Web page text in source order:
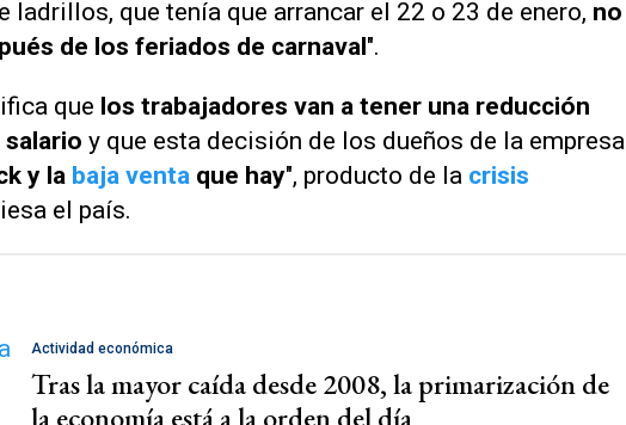
ladrillos, que tenía que arrancar el 22 o 23 de enero, no
de los feriados de carnaval".
que los trabajadores van a tener una reducción
y que esta decisión de los dueños de la empresa
y la baja venta que hay", producto de la crisis
el país.
Actividad económica
Tras la mayor caída desde 2008, la primarización de
la economía está a la orden del día